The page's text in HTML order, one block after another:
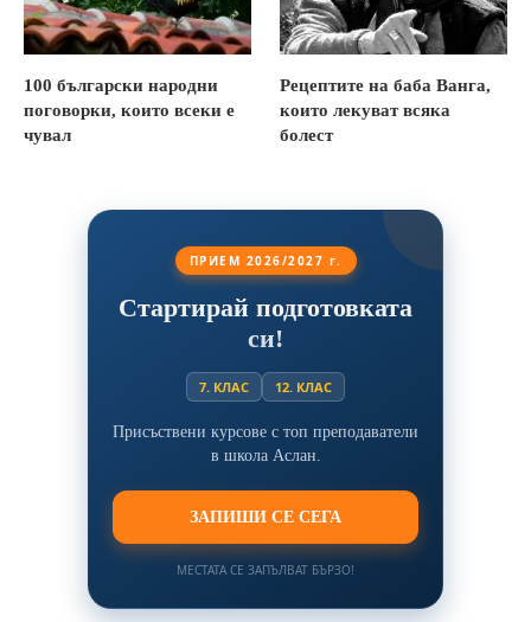
100 български народни
поговорки, които всеки е
чувал
Рецептите на баба Ванга,
които лекуват всяка
болест
ПРИЕМ 2026/2027 г.
Стартирай подготовката
си!
7. КЛАС 12. КЛАС
Присъствени курсове с топ преподаватели
в школа Аслан.
ЗАПИШИ СЕ СЕГА
МЕСТАТА СЕ ЗАПЪЛВАТ БЪРЗО!